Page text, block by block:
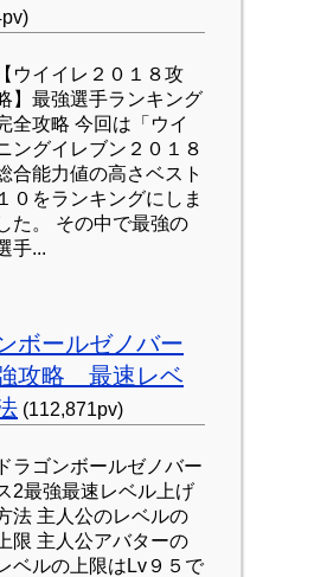
【ウイイレ２０１８攻
】最強選手ランキング
全攻略 今回は「ウイ
ングイレブン２０１８
合能力値の高さベスト
１０をランキングにしま
た。 その中で最強の
手...
ボールゼノバー
攻略 最速レベ
(112,871pv)
ドラゴンボールゼノバー
2最強最速レベル上げ
法 主人公のレベルの
上限 主人公アバターの
ベルの上限はLv９５で